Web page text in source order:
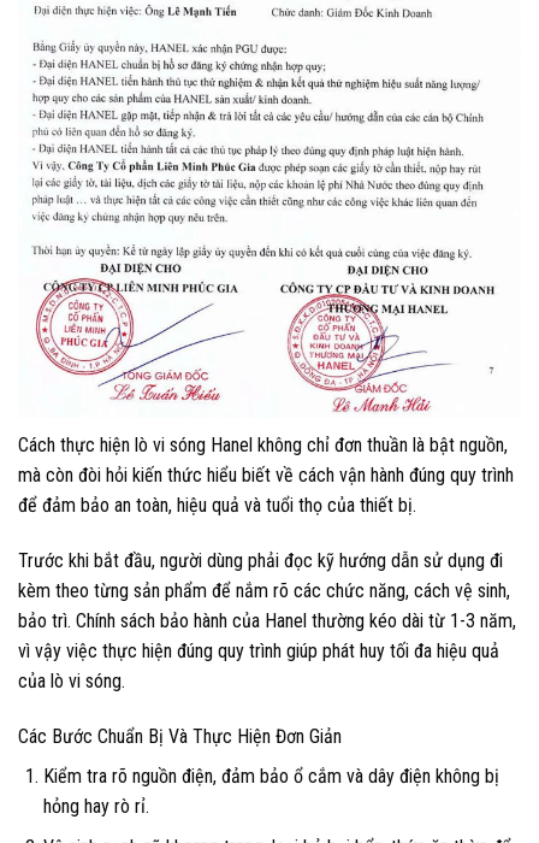
Cách thực hiện lò vi sóng Hanel không chỉ đơn thuần là bật nguồn,
mà còn đòi hỏi kiến thức hiểu biết về cách vận hành đúng quy trình
để đảm bảo an toàn, hiệu quả và tuổi thọ của thiết bị.
Trước khi bắt đầu, người dùng phải đọc kỹ hướng dẫn sử dụng đi
kèm theo từng sản phẩm để nắm rõ các chức năng, cách vệ sinh,
bảo trì. Chính sách bảo hành của Hanel thường kéo dài từ 1-3 năm,
vì vậy việc thực hiện đúng quy trình giúp phát huy tối đa hiệu quả
của lò vi sóng.
Các Bước Chuẩn Bị Và Thực Hiện Đơn Giản
Kiểm tra rõ nguồn điện, đảm bảo ổ cắm và dây điện không bị
hỏng hay rò rỉ.